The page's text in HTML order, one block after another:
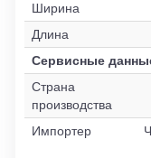
Ширина
Длина
Сервисные
Страна
производства
Импортер